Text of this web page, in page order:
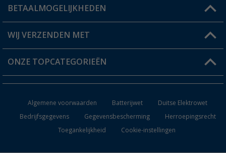
Status bestelling
Verlanglijstje
FAQ & Contact
Verzendinformatie
Catalogus
BETAALMOGELIJKHEDEN
WIJ VERZENDEN MET
ONZE TOPCATEGORIEËN
Keukenaccessoires
Campingmeubilair
Algemene voorwaarden Batterijwet
Duitse Elektrowet
Bedrijfsgegevens
Gegevensbescherming
Herroepingsrecht
Toegankelijkheid
Cookie-instellingen